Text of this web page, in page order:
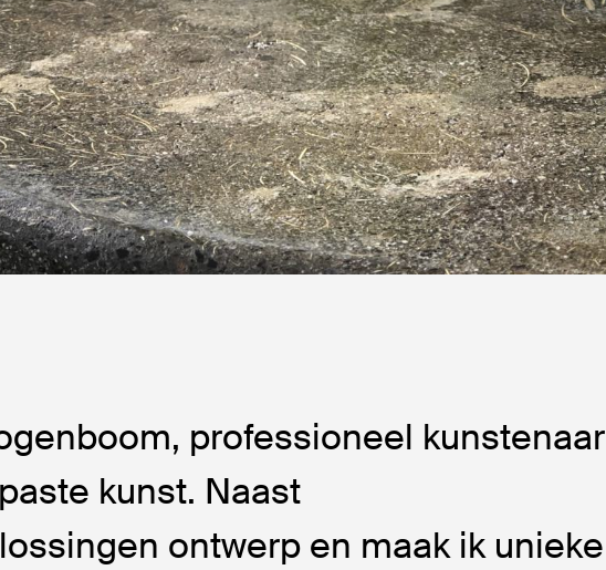
professioneel kunstenaar
kunst. Naast
ontwerp en maak ik unieke